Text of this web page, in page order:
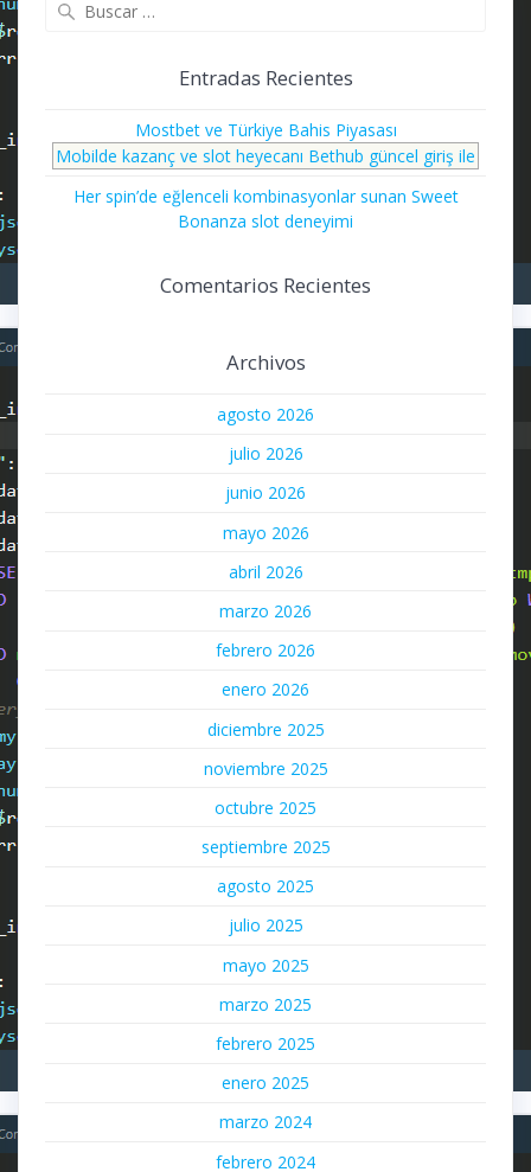
Entradas Recientes
Mostbet ve Türkiye Bahis Piyasası
Mobilde kazanç ve slot heyecanı Bethub güncel giriş ile
Her spin’de eğlenceli kombinasyonlar sunan Sweet
Bonanza slot deneyimi
Comentarios Recientes
Archivos
agosto 2026
julio 2026
junio 2026
mayo 2026
abril 2026
marzo 2026
febrero 2026
enero 2026
diciembre 2025
noviembre 2025
octubre 2025
septiembre 2025
agosto 2025
julio 2025
mayo 2025
marzo 2025
febrero 2025
enero 2025
marzo 2024
febrero 2024